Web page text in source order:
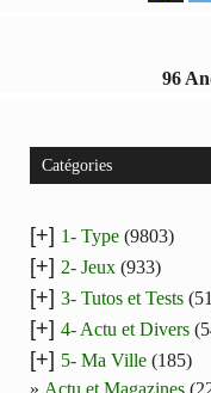
96
Catégories
[+] 1- Type (9803)
[+] 2- Jeux (933)
[+] 3- Tutos et Tests
[+] 4- Actu et Divers
[+] 5- Ma Ville (185)